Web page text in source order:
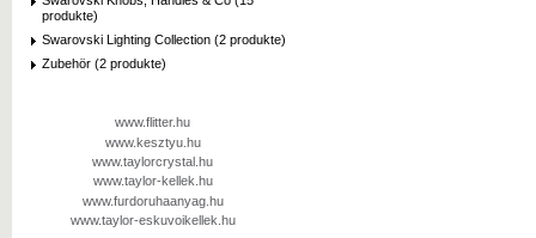
produkte)
Swarovski Lighting Collection (2 produkte)
Zubehör (2 produkte)
www.flitter.hu
www.kesztyu.hu
www.taylorcrystal.hu
www.taylor-kellek.hu
www.furdoruhaanyag.hu
www.taylor-eskuvoikellek.hu